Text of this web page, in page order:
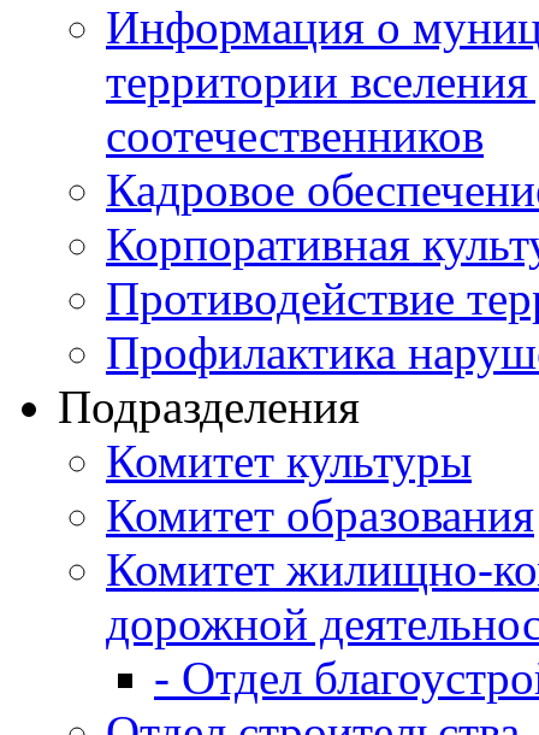
Информация о
территории
соотечественников
Кадровое
Корпоративная
Противодействие
Профилактика
Подразделения
Комитет культуры
Комитет образования
Комитет жилищно-
дорожной
- Отдел